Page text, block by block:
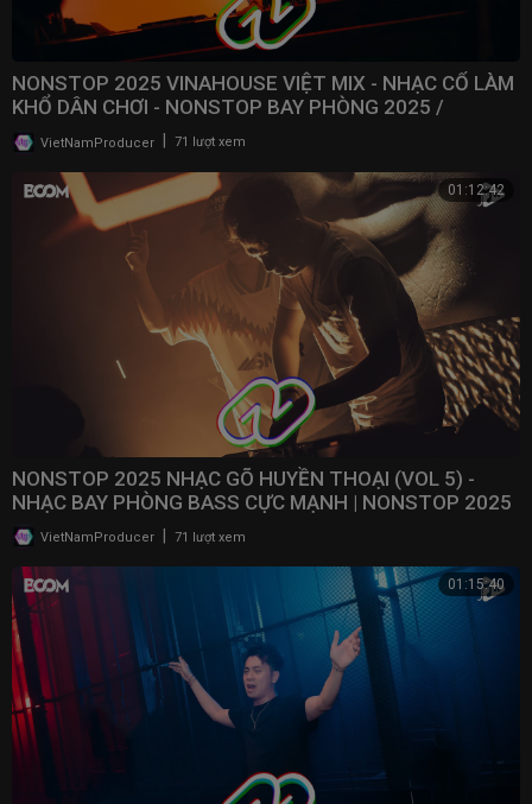
NONSTOP 2025 VINAHOUSE VIỆT MIX - NHẠC CỔ LÀM
KHỔ DÂN CHƠI - NONSTOP BAY PHÒNG 2025 /
@NONSTOPVNDJ
VietNamProducer 71 lượt xem
01:12:42
NONSTOP 2025 NHẠC GÕ HUYỀN THOẠI (VOL 5) -
NHẠC BAY PHÒNG BASS CỰC MẠNH | NONSTOP 2025
VINAHOUSE
VietNamProducer 71 lượt xem
01:15:40